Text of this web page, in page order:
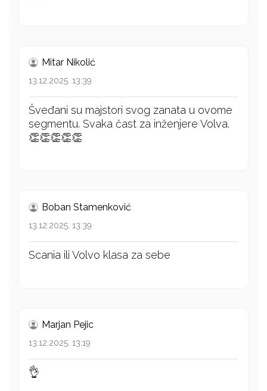
Mitar Nikolić
13.12.2025. 13:39
Šveđani su majstori svog zanata u ovome
segmentu. Svaka čast za inženjere Volva.
👏👏👏👏👏
Boban Stamenković
13.12.2025. 13:39
Scania ili Volvo klasa za sebe
Marjan Pejic
13.12.2025. 13:19
👌